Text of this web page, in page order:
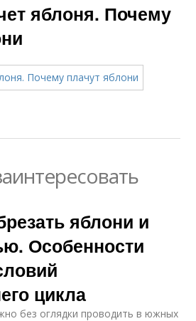
яблоня. Почему
яблони и
Особенности
цикла
без оглядки проводить в южных